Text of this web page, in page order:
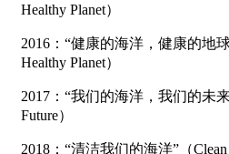
Healthy Planet）
2016：“健康的海洋，健康的地
Healthy Planet）
2017：“我们的海洋，我们的未
Future）
2018：“清洁我们的海洋”（Clean